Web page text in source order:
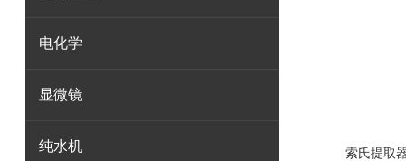
电化学
显微镜
纯水机
索氏提取